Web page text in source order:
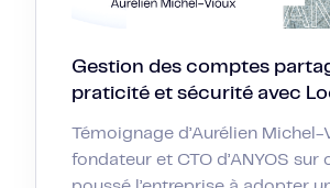
Gestion des comptes
praticité et sécurité avec
Témoignage d’Aurélien Michel-
fondateur et CTO d’ANYOS sur